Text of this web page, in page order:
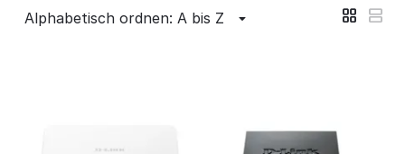
Alphabetisch ordnen: A bis Z